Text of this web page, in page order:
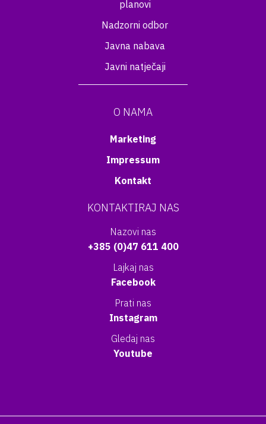
planovi
Nadzorni odbor
Javna nabava
Javni natječaji
O NAMA
Marketing
Impressum
Kontakt
KONTAKTIRAJ NAS
Nazovi nas
+385 (0)47 611 400
Lajkaj nas
Facebook
Prati nas
Instagram
Gledaj nas
Youtube